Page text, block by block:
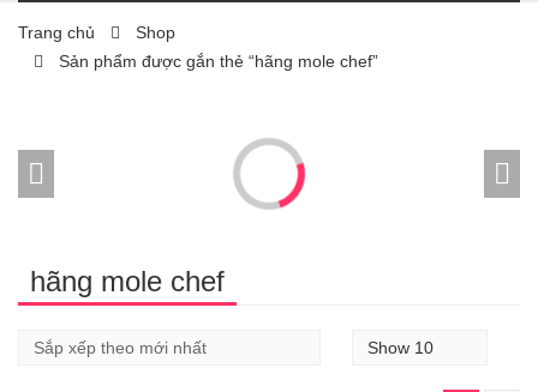
Trang chủ
Shop
Sản phẩm được gắn thẻ “hãng mole chef”
hãng mole chef